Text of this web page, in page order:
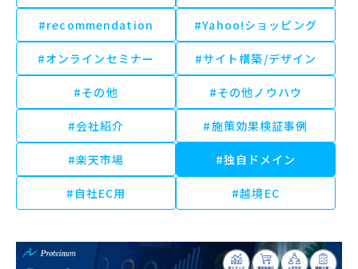
#recommendation #Yahoo!ショッピング
#オンラインセミナー #サイト構築/デザイン
#その他 #その他ノウハウ
#会社紹介 #施策効果検証事例
#楽天市場 #独自ドメイン
#自社EC用 #越境EC